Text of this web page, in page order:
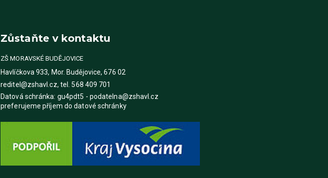
Zůstaňte v kontaktu
ZŠ MORAVSKÉ BUDĚJOVICE
Havlíčkova 933, Mor. Budějovice, 676 02
reditel@zshavl.cz, tel. 568 409 701
Datová schránka: gu4pdt5 - podatelna@zshavl.cz
preferujeme příjem do datové schránky